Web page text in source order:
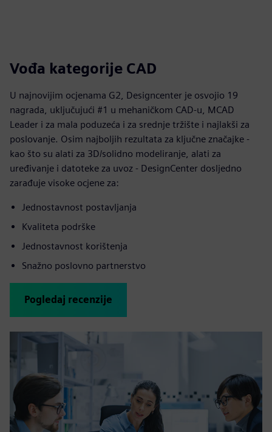
Vođa kategorije CAD
U najnovijim ocjenama G2, Designcenter je osvojio 19
nagrada, uključujući #1 u mehaničkom CAD-u, MCAD
Leader i za mala poduzeća i za srednje tržište i najlakši za
poslovanje. Osim najboljih rezultata za ključne značajke -
kao što su alati za 3D/solidno modeliranje, alati za
uređivanje i datoteke za uvoz - DesignCenter dosljedno
zarađuje visoke ocjene za:
Jednostavnost postavljanja
Kvaliteta podrške
Jednostavnost korištenja
Snažno poslovno partnerstvo
Pogledaj recenzije